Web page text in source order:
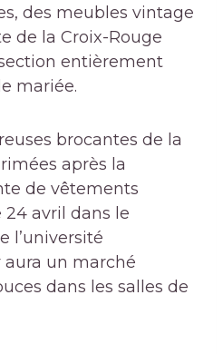
des meubles vintage
de la Croix-Rouge
entièrement
mariée.
brocantes de la
après la
de vêtements
avril dans le
l’université
aura un marché
dans les salles de